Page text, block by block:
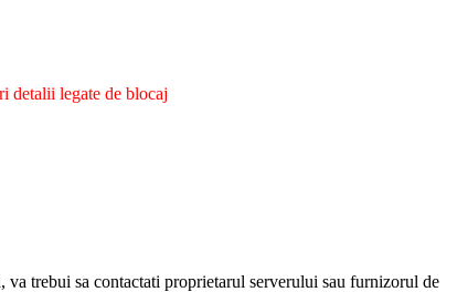
detalii legate de blocaj
va trebui sa contactati proprietarul serverului sau furnizorul de